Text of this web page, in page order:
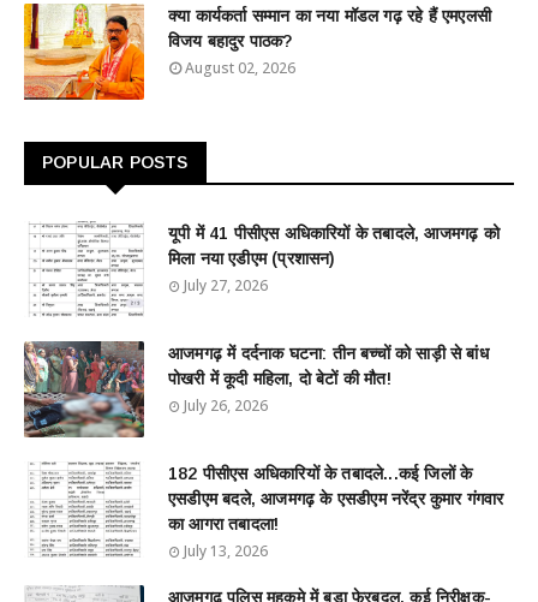
क्या कार्यकर्ता सम्मान का नया मॉडल गढ़ रहे हैं एमएलसी
विजय बहादुर पाठक?
August 02, 2026
POPULAR POSTS
यूपी में 41 पीसीएस अधिकारियों के तबादले, आजमगढ़ को
मिला नया एडीएम (प्रशासन)
July 27, 2026
आजमगढ़ में दर्दनाक घटना: तीन बच्चों को साड़ी से बांध
पोखरी में कूदी महिला, दो बेटों की मौत!
July 26, 2026
182 पीसीएस अधिकारियों के तबादले...कई जिलों के
एसडीएम बदले, आजमगढ़ के एसडीएम नरेंद्र कुमार गंगवार
का आगरा तबादला!
July 13, 2026
आजमगढ़ पुलिस महकमे में बड़ा फेरबदल, कई निरीक्षक-